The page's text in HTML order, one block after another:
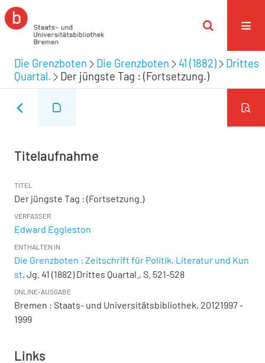
Die Grenzboten Die Grenzboten 41 (1882)
Drittes
Quartal.
Der jüngste Tag : (Fortsetzung.)
Titelaufnahme
TITEL
Der jüngste Tag : (Fortsetzung.)
VERFASSER
Edward Eggleston
ENTHALTEN IN
Die Grenzboten : Zeitschrift für Politik, Literatur und Kun
st, Jg. 41 (1882) Drittes Quartal., S. 521-528
ONLINE-AUSGABE
Bremen : Staats- und Universitätsbibliothek, 20121997 -
1999
Links